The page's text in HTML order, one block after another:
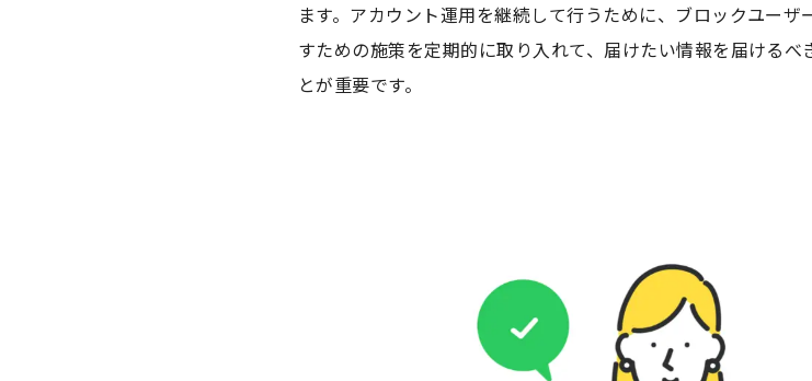
ます。アカウント運用を継続して行うために、ブロックユー
すための施策を定期的に取り入れて、届けたい情報を届ける
とが重要です。